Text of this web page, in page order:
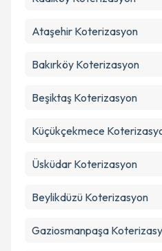
Ataşehir Koterizasyon
Bakırköy Koterizasyon
Beşiktaş Koterizasyon
Küçükçekmece
Üsküdar Koterizasyon
Beylikdüzü Koterizasyon
Gaziosmanpaşa